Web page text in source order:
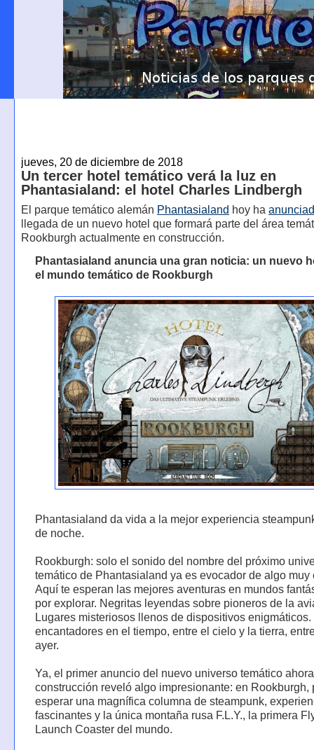
jueves, 20 de diciembre de 2018
Un tercer hotel temático verá la luz en
Phantasialand: el hotel Charles Lindbergh
El parque temático alemán Phantasialand hoy ha
llegada de un nuevo hotel que formará parte del área
Rookburgh actualmente en construcción.
Phantasialand anuncia una gran noticia: un nuevo
el mundo temático de Rookburgh
Phantasialand da vida a la mejor experiencia
de noche.
Rookburgh: solo el sonido del nombre del próximo
temático de Phantasialand ya es evocador de algo muy
Aquí te esperan las mejores aventuras en mundos
por explorar. Negritas leyendas sobre pioneros de la
Lugares misteriosos llenos de dispositivos
encantadores en el tiempo, entre el cielo y la tierra,
ayer.
Ya, el primer anuncio del nuevo universo temático
construcción reveló algo impresionante: en Rookburgh,
esperar una magnífica columna de steampunk,
fascinantes y la única montaña rusa F.L.Y., la primera
Launch Coaster del mundo.